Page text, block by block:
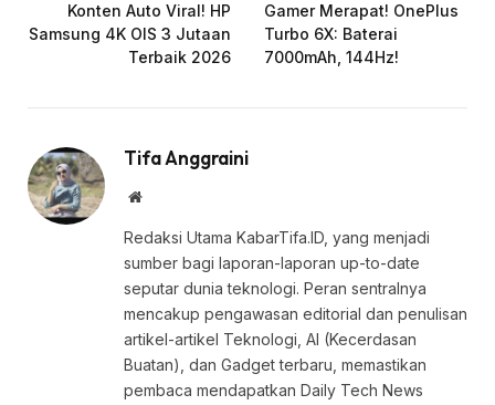
Konten Auto Viral! HP
Samsung 4K OIS 3 Jutaan
Terbaik 2026
Gamer Merapat! OnePlus
Turbo 6X: Baterai
7000mAh, 144Hz!
Tifa Anggraini
Website
Redaksi Utama KabarTifa.ID, yang menjadi
sumber bagi laporan-laporan up-to-date
seputar dunia teknologi. Peran sentralnya
mencakup pengawasan editorial dan penulisan
artikel-artikel Teknologi, AI (Kecerdasan
Buatan), dan Gadget terbaru, memastikan
pembaca mendapatkan Daily Tech News